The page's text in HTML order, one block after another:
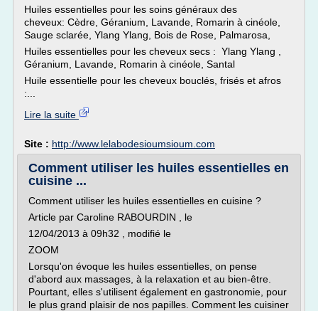
Huiles essentielles pour les soins généraux des
cheveux: Cèdre, Géranium, Lavande, Romarin à cinéole,
Sauge sclarée, Ylang Ylang, Bois de Rose, Palmarosa,
Huiles essentielles pour les cheveux secs : Ylang Ylang ,
Géranium, Lavande, Romarin à cinéole, Santal
Huile essentielle pour les cheveux bouclés, frisés et afros
:...
Lire la suite
Site : http://www.lelabodesioumsioum.com
Comment utiliser les huiles essentielles en
cuisine ...
Comment utiliser les huiles essentielles en cuisine ?
Article par Caroline RABOURDIN , le
12/04/2013 à 09h32 , modifié le
ZOOM
Lorsqu'on évoque les huiles essentielles, on pense
d'abord aux massages, à la relaxation et au bien-être.
Pourtant, elles s'utilisent également en gastronomie, pour
le plus grand plaisir de nos papilles. Comment les cuisiner